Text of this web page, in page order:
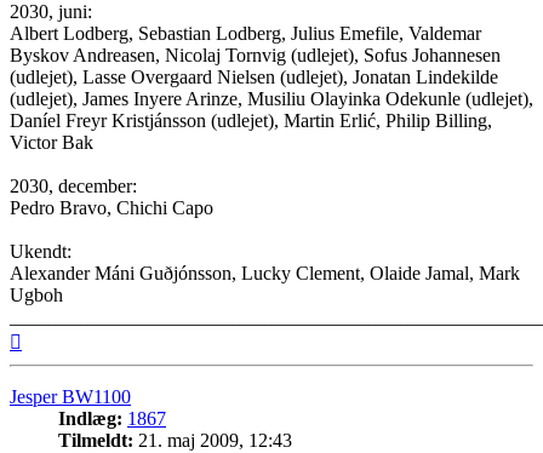
2030, juni:
Albert Lodberg, Sebastian Lodberg, Julius Emefile, Valdemar
Byskov Andreasen, Nicolaj Tornvig (udlejet), Sofus Johannesen
(udlejet), Lasse Overgaard Nielsen (udlejet), Jonatan Lindekilde
(udlejet), James Inyere Arinze, Musiliu Olayinka Odekunle (udlejet),
Daníel Freyr Kristjánsson (udlejet), Martin Erlić, Philip Billing,
Victor Bak
2030, december:
Pedro Bravo, Chichi Capo
Ukendt:
Alexander Máni Guðjónsson, Lucky Clement, Olaide Jamal, Mark
Ugboh
Jesper BW1100
Indlæg: 1867
Tilmeldt: 21. maj 2009, 12:43